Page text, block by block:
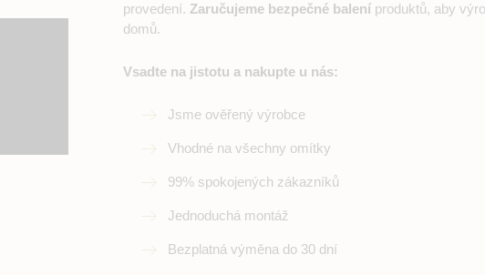
provedení. Zaručujeme bezpečné balení produktů, aby
domů.
Vsadte na jistotu a nakupte u nás:
Jsme ověřený výrobce
Vhodné na všechny omítky
99% spokojených zákazníků
Jednoduchá montáž
Bezplatná výměna do 30 dní